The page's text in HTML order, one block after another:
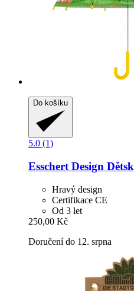
Do košíku
5.0 (1)
Esschert Design
Hravý design
Certifikace CE
Od 3 let
250,00 Kč
Doručení do 12. srpna